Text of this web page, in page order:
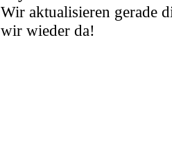
Wir aktualisieren gerade
wir wieder da!